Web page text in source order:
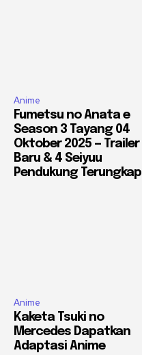
Anime
Fumetsu no Anata e
Season 3 Tayang 04
Oktober 2025 — Trailer
Baru & 4 Seiyuu
Pendukung Terungkap
Anime
Kaketa Tsuki no
Mercedes Dapatkan
Adaptasi Anime